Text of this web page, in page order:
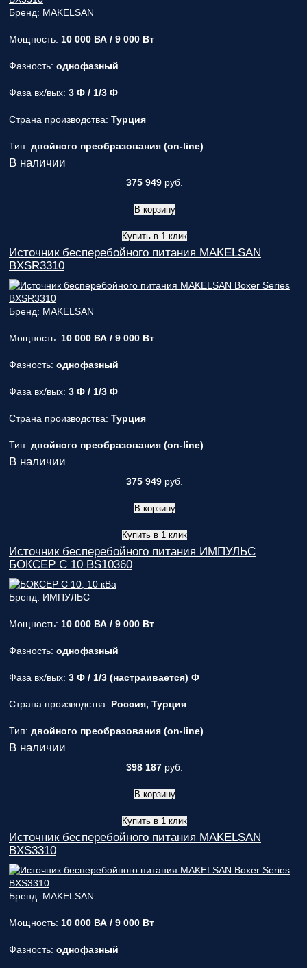
Бренд: MAKELSAN
Мощность: 10 000 ВА / 9 000 Вт
Фазность: однофазный
Фаза вх/вых: 3 Ф / 1/3 Ф
Страна производства: Турция
Тип: двойного преобразования (on-line)
В наличии
375 949 руб.
В корзину
Купить в 1 клик
Источник бесперебойного питания MAKELSAN
BXSR3310
Бренд: MAKELSAN
Мощность: 10 000 ВА / 9 000 Вт
Фазность: однофазный
Фаза вх/вых: 3 Ф / 1/3 Ф
Страна производства: Турция
Тип: двойного преобразования (on-line)
В наличии
375 949 руб.
В корзину
Купить в 1 клик
Источник бесперебойного питания ИМПУЛЬС
БОКСЕР С 10 BS10360
Бренд: ИМПУЛЬС
Мощность: 10 000 ВА / 9 000 Вт
Фазность: однофазный
Фаза вх/вых: 3 Ф / 1/3 (настраивается) Ф
Страна производства: Россия, Турция
Тип: двойного преобразования (on-line)
В наличии
398 187 руб.
В корзину
Купить в 1 клик
Источник бесперебойного питания MAKELSAN
BXS3310
Бренд: MAKELSAN
Мощность: 10 000 ВА / 9 000 Вт
Фазность: однофазный